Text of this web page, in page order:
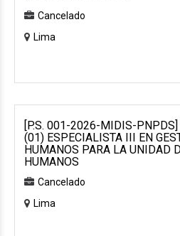
Cancelado
Lima
[P.S. 001-2026-MIDIS-
(01) ESPECIALISTA III EN
HUMANOS PARA LA UNIDAD
HUMANOS
Cancelado
Lima